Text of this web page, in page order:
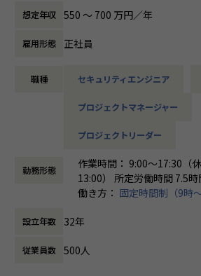
す。
各メンバーの得意分野を組み合わせ、チ
てゼロトラスト事業を推進しています。
ンバー参画を通じて、エンジニアとして
エンジニアとしての高いスキルに加えて、
面接においては業務内容におけるマッチ
される方向性を確認し、適切なチームへ
採用後は、入社研修の後、下記のチームへ
務をお任せいたします。
・テクニカルサポートチーム
成長意欲が高ければ高いほど、適切に成長
想定年収 550 〜 700 万円／年
雇用形態 正社員
職種 セキュリティエンジニア
プロジェクトマネージャー
プロジェクトリーダー
勤務形態
作業時間： 9:00～17:30（
13:00） 所定労働時間 7.5時
働き方： 固定時間制（9時
時間外労働の有無： 有（月
設立年数 32年
従業員数 500人